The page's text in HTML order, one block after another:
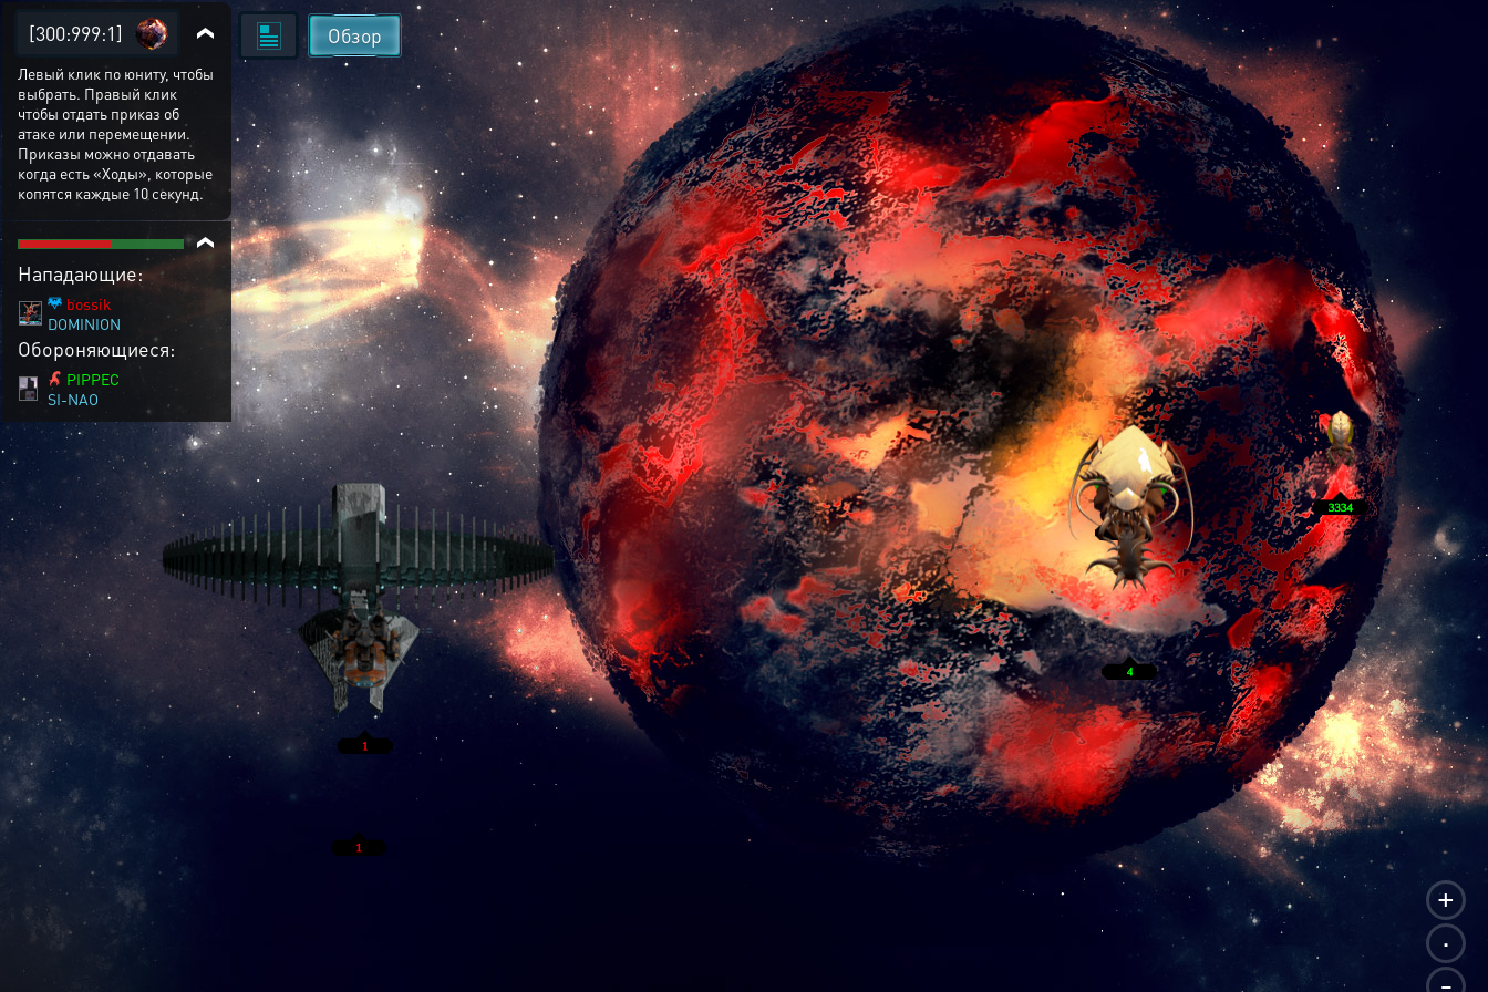
+
.
-
Обзор
[300:999:1]
Левый клик по юниту, чтобы
выбрать. Правый клик
чтобы отдать приказ об
атаке или перемещении.
Приказы можно отдавать
когда есть «Ходы», которые
копятся каждые 10 секунд.
Нападающие:
bossik
DOMINION
Обороняющиеся:
PIPPEC
SI-NAO